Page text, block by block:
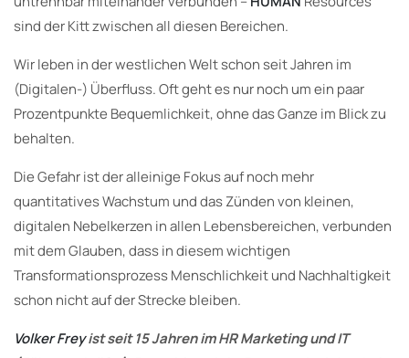
sind der Kitt zwischen all diesen Bereichen.
Wir leben in der westlichen Welt schon seit Jahren im
(Digitalen-) Überfluss. Oft geht es nur noch um ein paar
Prozentpunkte Bequemlichkeit, ohne das Ganze im Blick zu
behalten.
Die Gefahr ist der alleinige Fokus auf noch mehr
quantitatives Wachstum und das Zünden von kleinen,
digitalen Nebelkerzen in allen Lebensbereichen, verbunden
mit dem Glauben, dass in diesem wichtigen
Transformationsprozess Menschlichkeit und Nachhaltigkeit
schon nicht auf der Strecke bleiben.
Volker Freyist seit 15 Jahren im HR Marketing und IT